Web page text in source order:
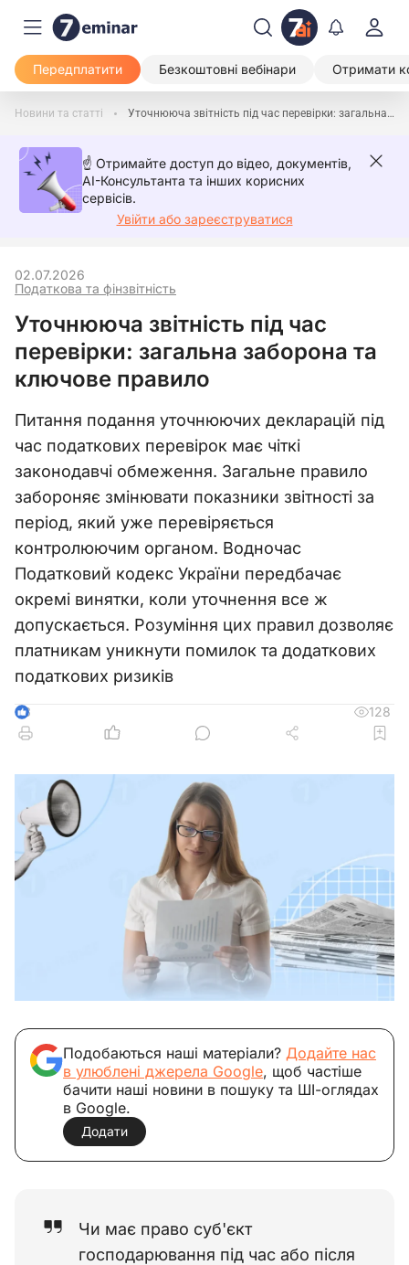
Передплатити Безкоштовні вебінари Отримати
Новини та статті Уточнююча звітність під час перевірки: загальна заборона та ключове правило
☝️ Отримайте доступ до відео, документів,
AI-Консультанта та інших корисних
сервісів.
Увійти або зареєструватися
Податкова та фінзвітність
02.07.2026
Уточнююча звітність під час
перевірки: загальна заборона та
ключове правило
Питання подання уточнюючих декларацій під
час податкових перевірок має чіткі
законодавчі обмеження. Загальне правило
забороняє змінювати показники звітності за
період, який уже перевіряється
контролюючим органом. Водночас
Податковий кодекс України передбачає
окремі винятки, коли уточнення все ж
допускається. Розуміння цих правил дозволяє
платникам уникнути помилок та додаткових
податкових ризиків
3 128
Подобаються наші матеріали? Додайте нас
в улюблені джерела Google, щоб частіше
бачити наші новини в пошуку та ШІ-оглядах
в Google.
Додати
Чи має право суб'єкт
господарювання під час або після